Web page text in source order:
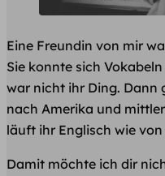
Eine Freundin von mir
Sie konnte sich
war nicht ihr Ding. Dann
nach Amerika und
läuft ihr Englisch wie von
Damit möchte ich dir